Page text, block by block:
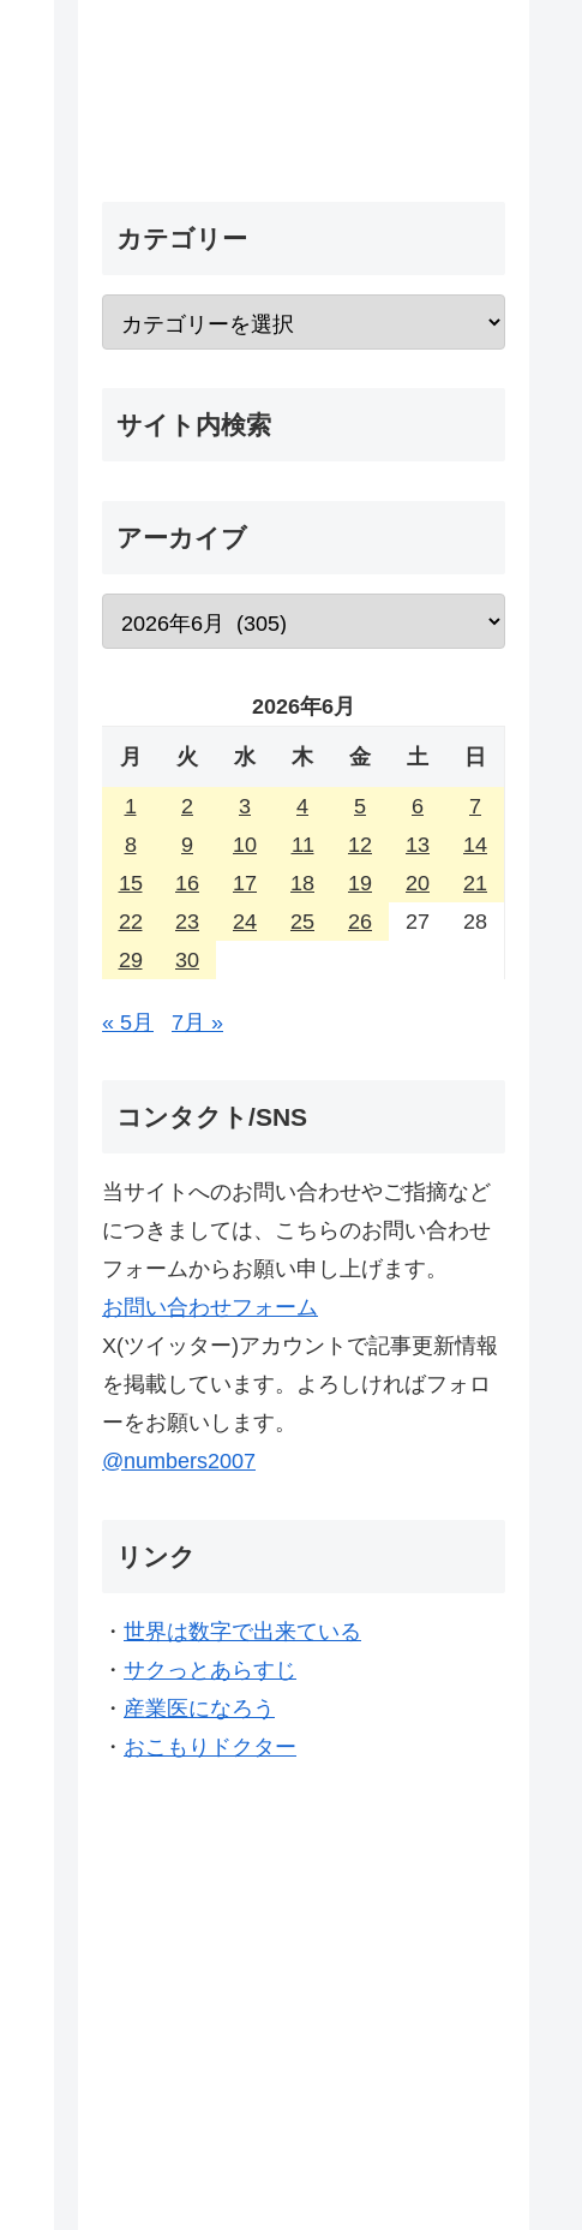
カテゴリー
サイト内検索
アーカイブ
2026年6月
月 火 水 木 金 土 日
1 2 3 4 5 6
7
8
9 10 11 12 13
14
15
16 17 18 19 20
21
22
23 24 25 26 27
28
29
30
« 5月 7月 »
コンタクト/SNS
当サイトへのお問い合わせやご指摘など
につきましては、こちらのお問い合わせ
フォームからお願い申し上げます。
お問い合わせフォーム
X(ツイッター)アカウントで記事更新情報
を掲載しています。よろしければフォロ
ーをお願いします。
@numbers2007
リンク
・ 世界は数字で出来ている
・ サクっとあらすじ
・ 産業医になろう
・ おこもりドクター